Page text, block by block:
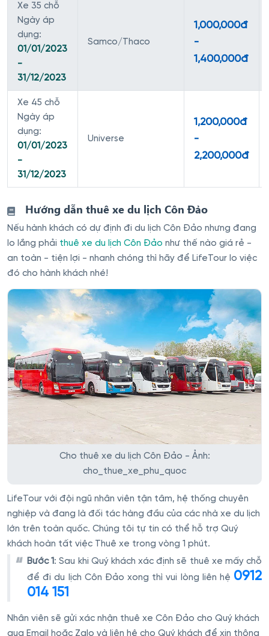
Xe 35 chỗ
Ngày áp
dụng:
01/01/2023
-
31/12/2023
Samco/Thaco
1,000,000đ
-
1,400,000đ
Xe 45 chỗ
Ngày áp
dụng:
01/01/2023
-
31/12/2023
Universe
1,200,000đ
-
2,200,000đ
Hướng dẫn thuê xe du lịch Côn Đảo
Nếu hành khách có dự định đi du lịch Côn Đảo nhưng đang
lo lắng phải thuê xe du lịch Côn Đảo như thế nào giá rẻ -
an toàn - tiện lợi - nhanh chóng thì hãy để LifeTour lo việc
đó cho hành khách nhé!
Cho thuê xe du lịch Côn Đảo - Ảnh:
cho_thue_xe_phu_quoc
LifeTour với đội ngũ nhân viên tận tâm, hệ thống chuyên
nghiệp và đang là đối tác hàng đầu của các nhà xe du lịch
lớn trên toàn quốc. Chúng tôi tự tin có thể hỗ trợ Quý
khách hoàn tất việc Thuê xe trong vòng 1 phút.
Bước 1: Sau khi Quý khách xác định sẽ thuê xe mấy chỗ
để đi du lịch Côn Đảo xong thì vui lòng liên hệ 0912
014 151
Nhân viên sẽ gửi xác nhận thuê xe Côn Đảo cho Quý khách
qua Email hoặc Zalo và liên hệ cho Quý khách để xin thông